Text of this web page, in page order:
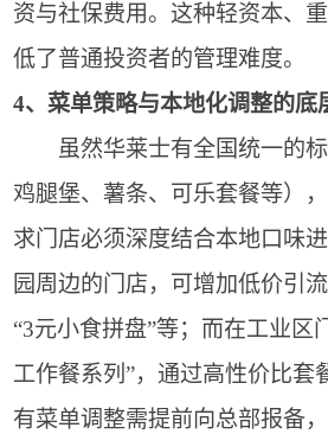
资与社保费用。这种轻资本、
低了普通投资者的管理难度。
4、菜单策略与本地化调整的底
虽然华莱士有全国统一的标
鸡腿堡、薯条、可乐套餐等）
求门店必须深度结合本地口味
园周边的门店，可增加低价引
“3元小食拼盘”等；而在工业区
工作餐系列”，通过高性价比套
有菜单调整需提前向总部报备